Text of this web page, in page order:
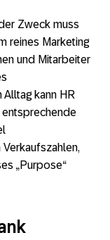
Zweck muss
reines Marketing
und Mitarbeiter
kann HR
entsprechende
„Purpose“